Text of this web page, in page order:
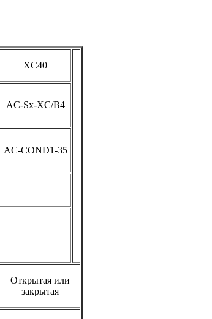
XC40
AC-Sx-XC/B4
AC-COND1-35
Открытая или
закрытая